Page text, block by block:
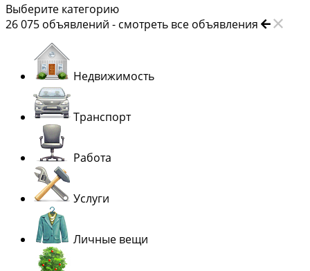
Выберите категорию
26 075 объявлений - смотреть все объявления
Недвижимость
Транспорт
Работа
Услуги
Личные вещи